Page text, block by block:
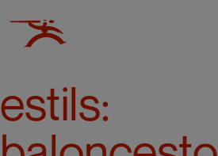
estils: